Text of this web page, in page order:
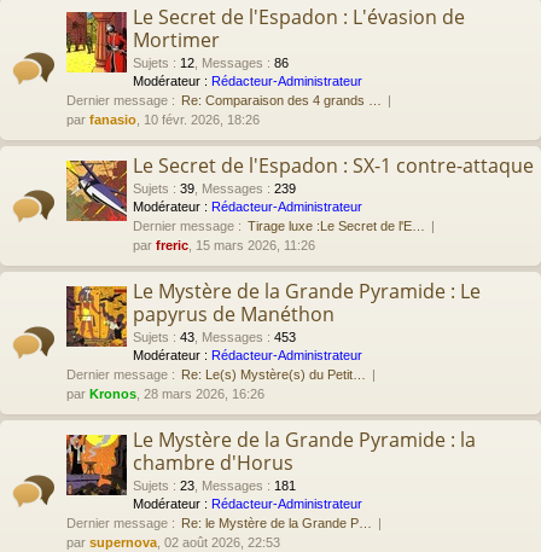
Le Secret de l'Espadon : L'évasion de
Mortimer
Sujets : 12 Messages : 86
Modérateur : Rédacteur-Administrateur
Dernier message :
Re: Comparaison des 4 grands …
par fanasio , 10 févr. 2026, 18:26
Le Secret de l'Espadon : SX-1 contre-attaque
Sujets : 39 Messages : 239
Modérateur : Rédacteur-Administrateur
Dernier message : Tirage luxe :Le Secret de l'E…
par freric , 15 mars 2026, 11:26
Le Mystère de la Grande Pyramide : Le
papyrus de Manéthon
Sujets : 43 Messages : 453
Modérateur : Rédacteur-Administrateur
Dernier message :
Re: Le(s) Mystère(s) du Petit…
par Kronos , 28 mars 2026, 16:26
Le Mystère de la Grande Pyramide : la
chambre d'Horus
Sujets : 23 Messages : 181
Modérateur : Rédacteur-Administrateur
Dernier message :
Re: le Mystère de la Grande P…
par supernova , 02 août 2026, 22:53